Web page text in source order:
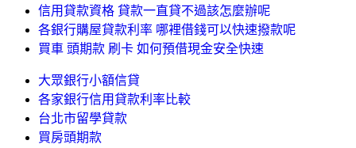
信用貸款資格 貸款一直貸不過該怎麼辦呢
各銀行購屋貸款利率 哪裡借錢可以快速撥款呢
買車 頭期款 刷卡 如何預借現金安全快速
大眾銀行小額信貸
各家銀行信用貸款利率比較
台北市留學貸款
買房頭期款